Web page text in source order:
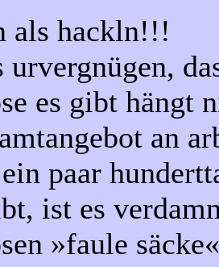
als hackln!!!
urvergnügen,
es gibt hängt
an
paar
ist es
»faule